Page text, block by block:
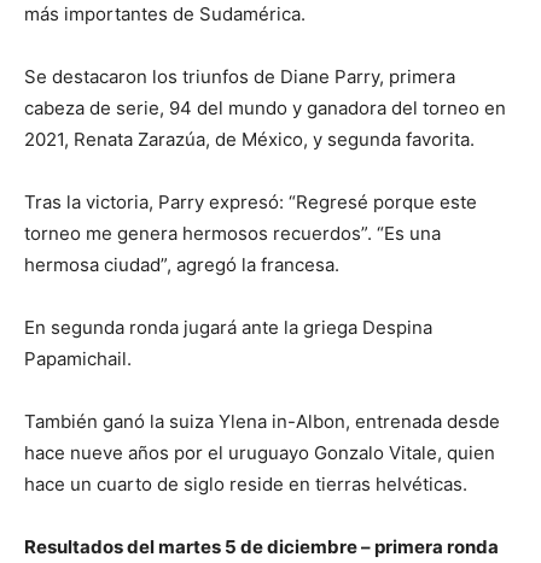
más importantes de Sudamérica.
Se destacaron los triunfos de Diane Parry, primera
cabeza de serie, 94 del mundo y ganadora del torneo en
2021, Renata Zarazúa, de México, y segunda favorita.
Tras la victoria, Parry expresó: “Regresé porque este
torneo me genera hermosos recuerdos”. “Es una
hermosa ciudad”, agregó la francesa.
En segunda ronda jugará ante la griega Despina
Papamichail.
También ganó la suiza Ylena in-Albon, entrenada desde
hace nueve años por el uruguayo Gonzalo Vitale, quien
hace un cuarto de siglo reside en tierras helvéticas.
Resultados del martes 5 de diciembre – primera ronda